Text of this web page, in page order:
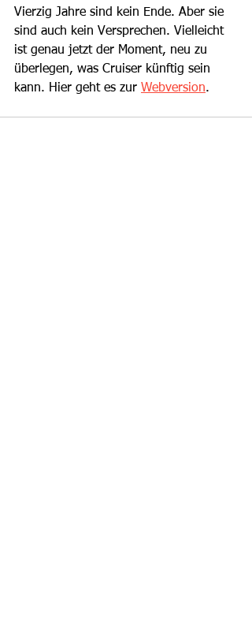
Vierzig Jahre sind kein Ende. Aber sie
sind auch kein Versprechen. Vielleicht
ist genau jetzt der Moment, neu zu
überlegen, was Cruiser künftig sein
kann. Hier geht es zur Webversion.